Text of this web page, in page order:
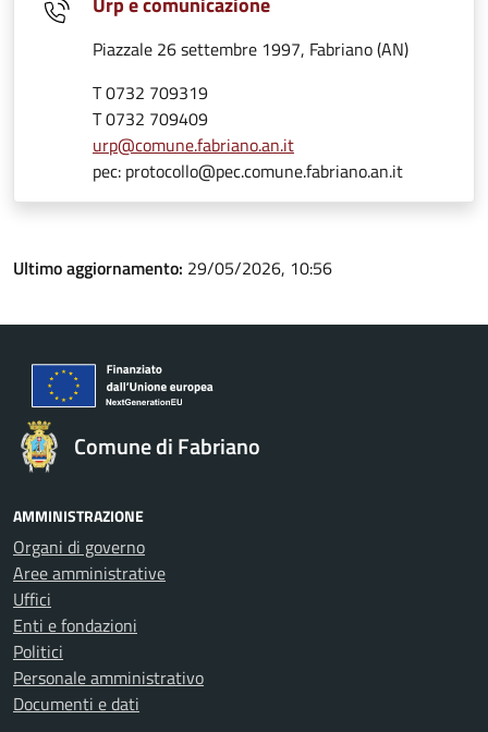
Piazzale 26 settembre 1997, Fabriano (AN)
T 0732 709319
T 0732 709409
urp@comune.fabriano.an.it
pec: protocollo@pec.comune.fabriano.an.it
Ultimo aggiornamento: 29/05/2026, 10:56
Comune di Fabriano
AMMINISTRAZIONE
Organi di governo
Aree amministrative
Uffici
Enti e fondazioni
Politici
Personale amministrativo
Documenti e dati